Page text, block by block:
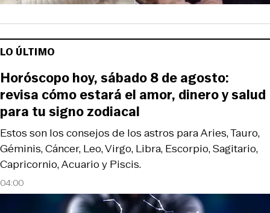
LO ÚLTIMO
04:00
Estos son los consejos de los astros para Aries, Tauro,
Géminis, Cáncer, Leo, Virgo, Libra, Escorpio, Sagitario,
Capricornio, Acuario y Piscis.
Horóscopo hoy, sábado 8 de agosto:
revisa cómo estará el amor, dinero y salud
para tu signo zodiacal